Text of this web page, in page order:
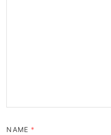
NAME *